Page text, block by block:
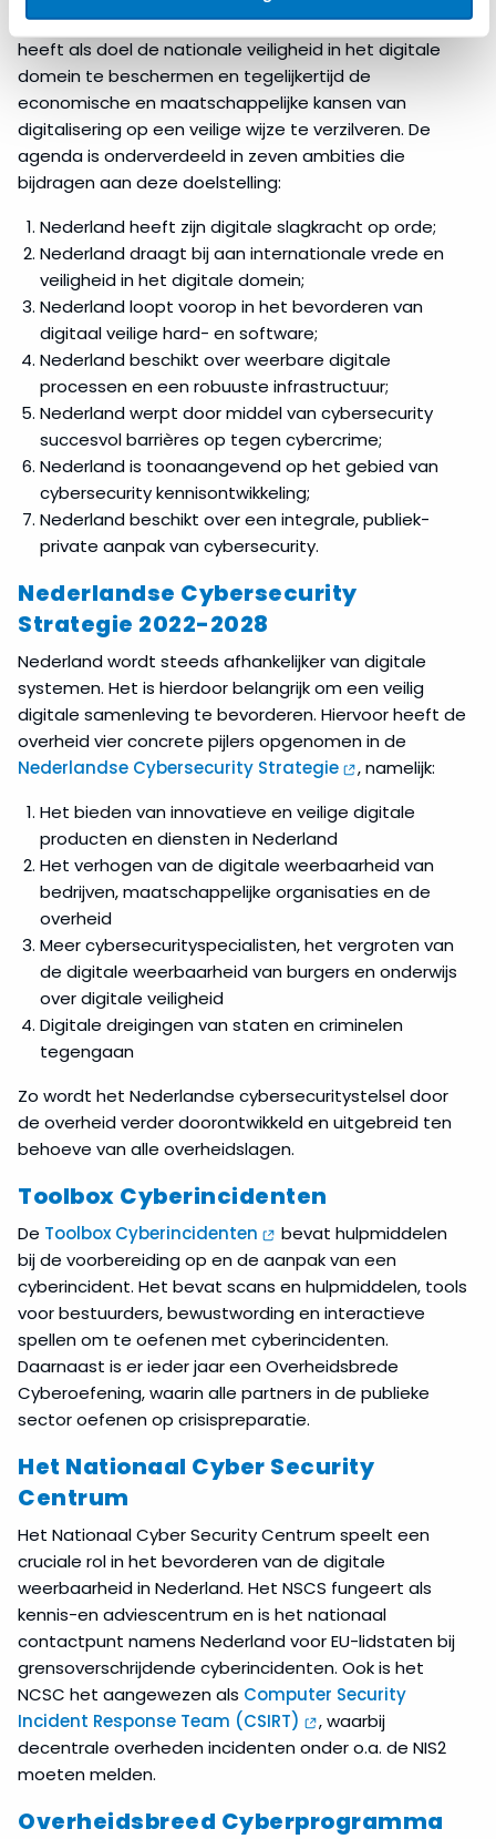
DeNederlandse Cybersecurity Agenda
(NCSA)
heeft als doel de nationale veiligheid in het digitale
domein te beschermen en tegelijkertijd de
economische en maatschappelijke kansen van
digitalisering op een veilige wijze te verzilveren. De
agenda is onderverdeeld in zeven ambities die
bijdragen aan deze doelstelling:
Nederland heeft zijn digitale slagkracht op orde;
Nederland draagt bij aan internationale vrede en
veiligheid in het digitale domein;
Nederland loopt voorop in het bevorderen van
digitaal veilige hard- en software;
Nederland beschikt over weerbare digitale
processen en een robuuste infrastructuur;
Nederland werpt door middel van cybersecurity
succesvol barrières op tegen cybercrime;
Nederland is toonaangevend op het gebied van
cybersecurity kennisontwikkeling;
Nederland beschikt over een integrale, publiek-
private aanpak van cybersecurity.
Nederlandse Cybersecurity
Strategie 2022-2028
Nederland wordt steeds afhankelijker van digitale
systemen. Het is hierdoor belangrijk om een veilig
digitale samenleving te bevorderen. Hiervoor heeft de
overheid vier concrete pijlers opgenomen in de
Nederlandse Cybersecurity Strategie
, namelijk:
Het bieden van innovatieve en veilige digitale
producten en diensten in Nederland
Het verhogen van de digitale weerbaarheid van
bedrijven, maatschappelijke organisaties en de
overheid
Meer cybersecurityspecialisten, het vergroten van
de digitale weerbaarheid van burgers en onderwijs
over digitale veiligheid
Digitale dreigingen van staten en criminelen
tegengaan
Zo wordt het Nederlandse cybersecuritystelsel door
de overheid verder doorontwikkeld en uitgebreid ten
behoeve van alle overheidslagen.
Toolbox Cyberincidenten
De Toolbox Cyberincidenten
bevat hulpmiddelen
bij de voorbereiding op en de aanpak van een
cyberincident. Het bevat scans en hulpmiddelen, tools
voor bestuurders, bewustwording en interactieve
spellen om te oefenen met cyberincidenten.
Daarnaast is er ieder jaar een Overheidsbrede
Cyberoefening, waarin alle partners in de publieke
sector oefenen op crisispreparatie.
Het Nationaal Cyber Security
Centrum
Het Nationaal Cyber Security Centrum speelt een
cruciale rol in het bevorderen van de digitale
weerbaarheid in Nederland. Het NSCS fungeert als
kennis-en adviescentrum en is het nationaal
contactpunt namens Nederland voor EU-lidstaten bij
grensoverschrijdende cyberincidenten. Ook is het
NCSC het aangewezen als Computer Security
Incident Response Team (CSIRT)
, waarbij
decentrale overheden incidenten onder o.a. de NIS2
moeten melden.
Overheidsbreed Cyberprogramma